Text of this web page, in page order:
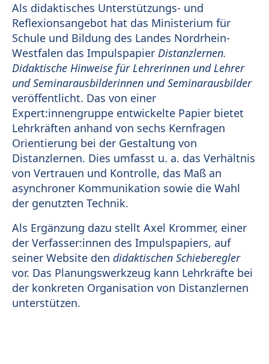
Als didaktisches Unterstützungs- und
Reflexionsangebot hat das Ministerium für
Schule und Bildung des Landes Nordrhein-
Westfalen das Impulspapier Distanzlernen.
Didaktische Hinweise für Lehrerinnen und Lehrer
und Seminarausbilderinnen und Seminarausbilder
veröffentlicht. Das von einer
Expert:innengruppe entwickelte Papier bietet
Lehrkräften anhand von sechs Kernfragen
Orientierung bei der Gestaltung von
Distanzlernen. Dies umfasst u. a. das Verhältnis
von Vertrauen und Kontrolle, das Maß an
asynchroner Kommunikation sowie die Wahl
der genutzten Technik.
Als Ergänzung dazu stellt Axel Krommer, einer
der Verfasser:innen des Impulspapiers, auf
seiner Website den didaktischen Schieberegler
vor. Das Planungswerkzeug kann Lehrkräfte bei
der konkreten Organisation von Distanzlernen
unterstützen.